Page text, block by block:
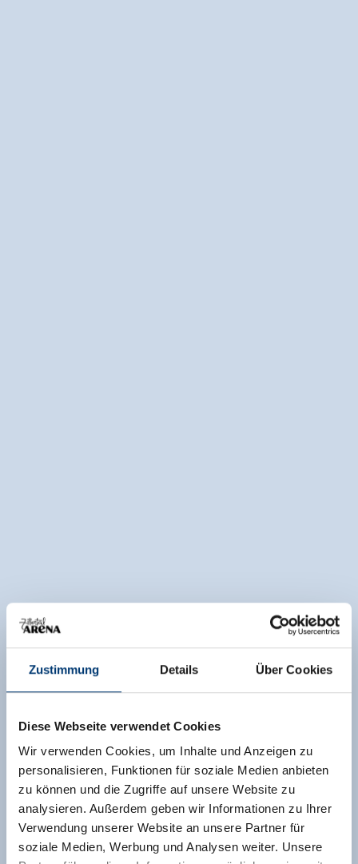
Zustimmung Details Über Cookies
Diese Webseite verwendet Cookies
Wir verwenden Cookies, um Inhalte und Anzeigen zu
personalisieren, Funktionen für soziale Medien anbieten
zu können und die Zugriffe auf unsere Website zu
analysieren. Außerdem geben wir Informationen zu Ihrer
Verwendung unserer Website an unsere Partner für
soziale Medien, Werbung und Analysen weiter. Unsere